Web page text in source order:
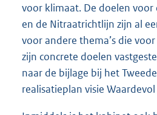
voor klimaat. De doelen
en de Nitraatrichtlijn zijn al
voor andere thema’s die
zijn concrete doelen
naar de bijlage bij het
realisatieplan visie